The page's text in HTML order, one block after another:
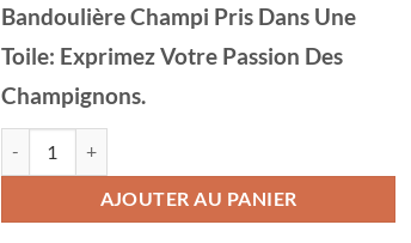
Bandoulière Champi Pris Dans Une
Toile: Exprimez Votre Passion Des
Champignons.
AJOUTER AU PANIER